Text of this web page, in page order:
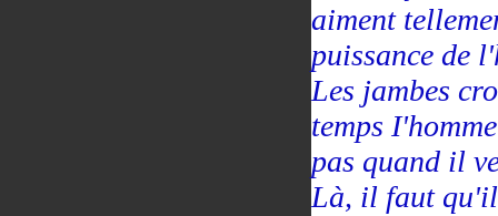
aiment
puissance de
Les jambes
temps
pas quand il
Là, il faut